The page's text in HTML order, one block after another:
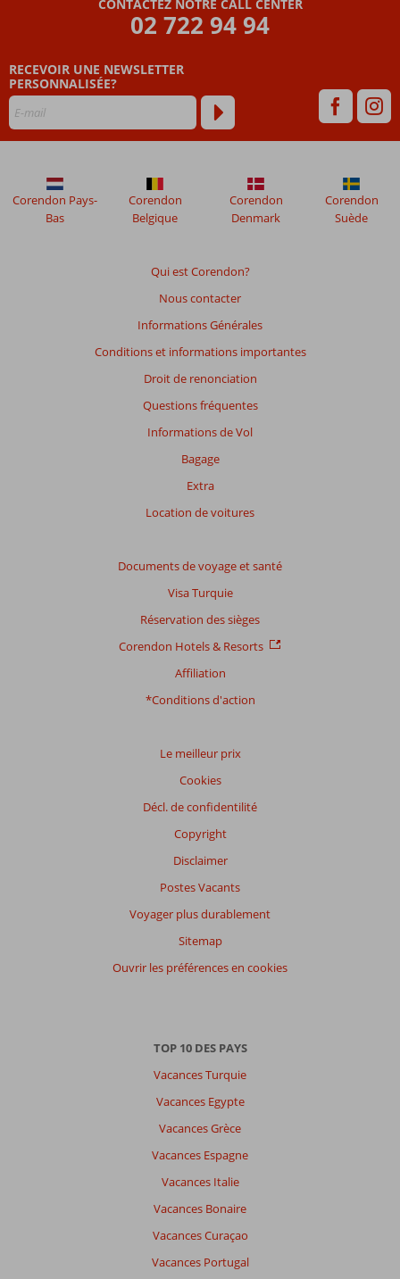
CONTACTEZ NOTRE CALL CENTER
02 722 94 94
RECEVOIR UNE NEWSLETTER
PERSONNALISÉE?
Qui est Corendon?
Nous contacter
Informations Générales
Conditions et informations importantes
Droit de renonciation
Questions fréquentes
Informations de Vol
Bagage
Extra
Location de voitures
Documents de voyage et santé
Visa Turquie
Réservation des sièges
Corendon Hotels & Resorts
Affiliation
*Conditions d'action
Le meilleur prix
Cookies
Décl. de confidentilité
Copyright
Disclaimer
Postes Vacants
Voyager plus durablement
Sitemap
Ouvrir les préférences en cookies
Corendon Pays-
Bas
Corendon
Belgique
Corendon
Denmark
Corendon
Suède
TOP 10 DES PAYS
Vacances Turquie
Vacances Egypte
Vacances Grèce
Vacances Espagne
Vacances Italie
Vacances Bonaire
Vacances Curaçao
Vacances Portugal